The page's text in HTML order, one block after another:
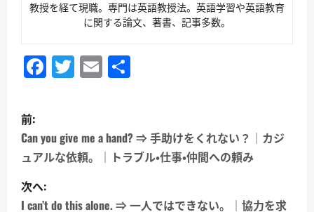
教授を経て現職。専門は英語教授法。英語学習や英語教育
に関する論文、著書、記事多数。
Facebook
Twitter
Email
投
稿
ナ
ビ
前:
Can you give me a hand? ⇒ 手助けをくれない？｜カジ
ュアルな依頼。｜トラブル・仕事・仲間への頼み
次へ:
I can’t do this alone. ⇒ 一人ではできない。｜協力を求